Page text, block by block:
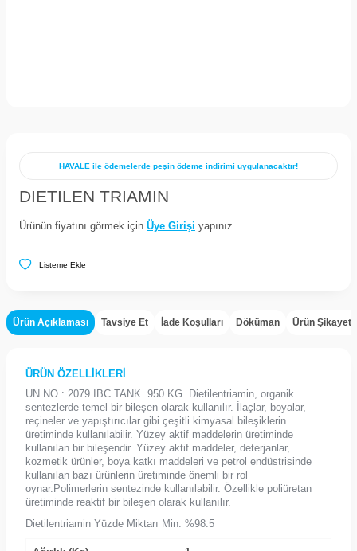
HAVALE ile ödemelerde peşin ödeme indirimi uygulanacaktır!
DIETILEN TRIAMIN
Ürünün fiyatını görmek için Üye Girişi yapınız
Listeme Ekle
Ürün Açıklaması Tavsiye Et İade Koşulları Döküman Ürün Şikayet
ÜRÜN ÖZELLİKLERİ
UN NO : 2079 IBC TANK. 950 KG. Dietilentriamin, organik
sentezlerde temel bir bileşen olarak kullanılır. İlaçlar, boyalar,
reçineler ve yapıştırıcılar gibi çeşitli kimyasal bileşiklerin
üretiminde kullanılabilir. Yüzey aktif maddelerin üretiminde
kullanılan bir bileşendir. Yüzey aktif maddeler, deterjanlar,
kozmetik ürünler, boya katkı maddeleri ve petrol endüstrisinde
kullanılan bazı ürünlerin üretiminde önemli bir rol
oynar.Polimerlerin sentezinde kullanılabilir. Özellikle poliüretan
üretiminde reaktif bir bileşen olarak kullanılır.
Dietilentriamin Yüzde Miktarı Min: %98.5